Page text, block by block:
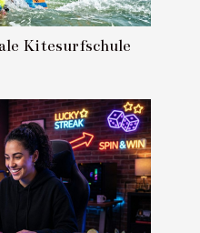
Kitesurfschule